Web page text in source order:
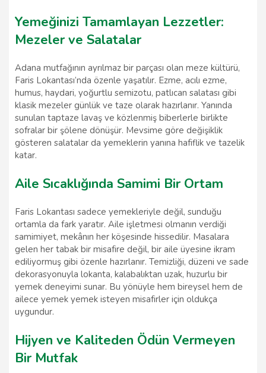
Yemeğinizi Tamamlayan Lezzetler:
Mezeler ve Salatalar
Adana mutfağının ayrılmaz bir parçası olan meze kültürü,
Faris Lokantası’nda özenle yaşatılır. Ezme, acılı ezme,
humus, haydari, yoğurtlu semizotu, patlıcan salatası gibi
klasik mezeler günlük ve taze olarak hazırlanır. Yanında
sunulan taptaze lavaş ve közlenmiş biberlerle birlikte
sofralar bir şölene dönüşür. Mevsime göre değişiklik
gösteren salatalar da yemeklerin yanına hafiflik ve tazelik
katar.
Aile Sıcaklığında Samimi Bir Ortam
Faris Lokantası sadece yemekleriyle değil, sunduğu
ortamla da fark yaratır. Aile işletmesi olmanın verdiği
samimiyet, mekânın her köşesinde hissedilir. Masalara
gelen her tabak bir misafire değil, bir aile üyesine ikram
ediliyormuş gibi özenle hazırlanır. Temizliği, düzeni ve sade
dekorasyonuyla lokanta, kalabalıktan uzak, huzurlu bir
yemek deneyimi sunar. Bu yönüyle hem bireysel hem de
ailece yemek yemek isteyen misafirler için oldukça
uygundur.
Hijyen ve Kaliteden Ödün Vermeyen
Bir Mutfak